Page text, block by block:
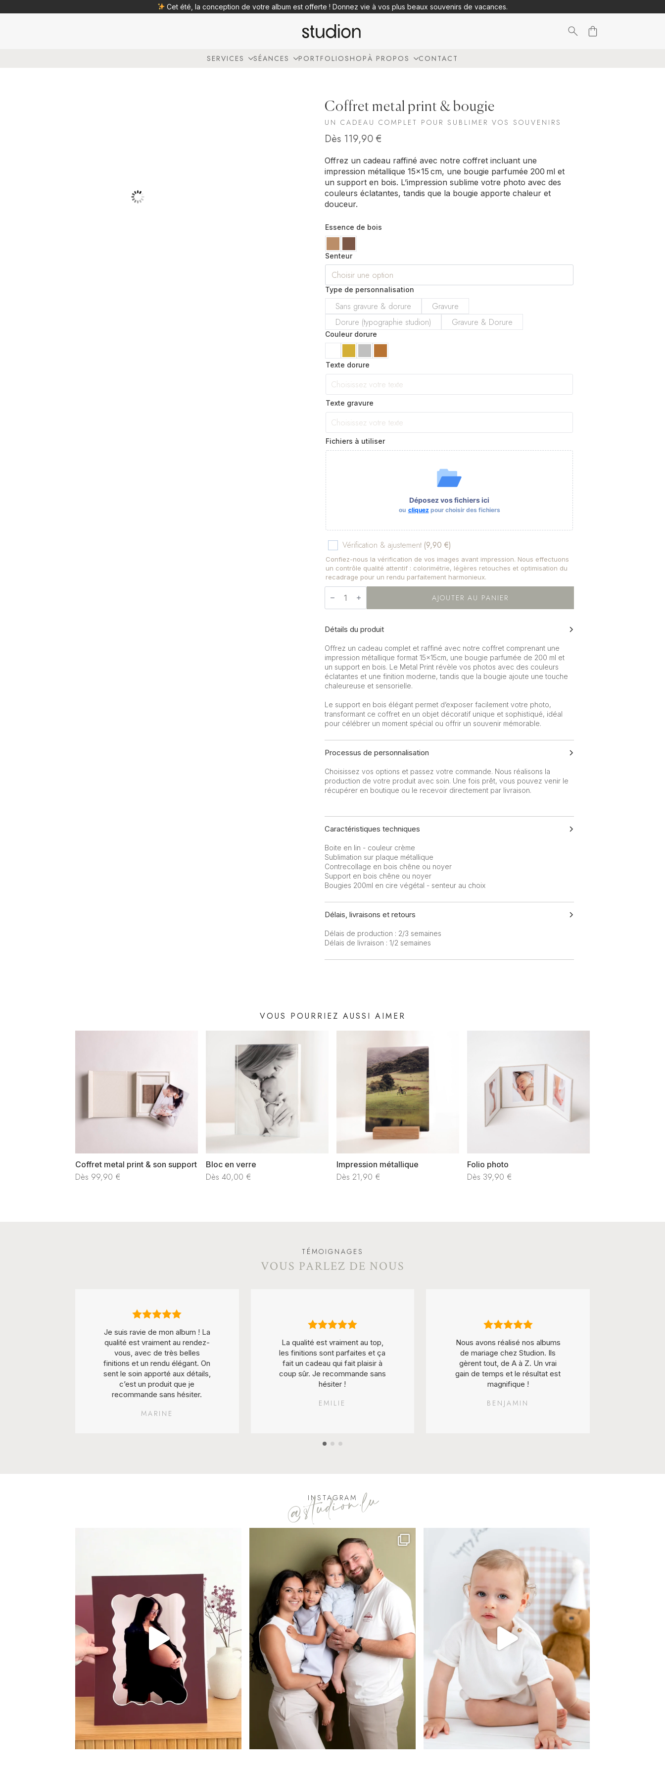
Cet été, la conception de votre album est offerte ! Donnez vie à vos plus beaux souvenirs de vacances.
SERVICES SÉANCES PORTFOLIOSHOPÀ PROPOS CONTACT
Coffret metal print & bougie
UN CADEAU COMPLET POUR SUBLIMER VOS SOUVENIRS
Dès 119,90 €
Offrez un cadeau raffiné avec notre coffret incluant une
impression métallique 15×15 cm, une bougie parfumée 200 ml et
un support en bois. L’impression sublime votre photo avec des
couleurs éclatantes, tandis que la bougie apporte chaleur et
douceur.
Essence de bois
Senteur
Type de personnalisation
Sans gravure & dorure
Gravure
Dorure (typographie studion)
Gravure & Dorure
Couleur dorure
Texte dorure
Texte gravure
Fichiers à utiliser
Déposez vos fichiers ici
ou cliquezpour choisir des fichiers
Vérification & ajustement (9,90 €)
Confiez-nous la vérification de vos images avant impression. Nous effectuons
un contrôle qualité attentif : colorimétrie, légères retouches et optimisation du
recadrage pour un rendu parfaitement harmonieux.
quantité
de
Coffret
&
AJOUTER AU PANIER
Détails du produit
Offrez un cadeau complet et raffiné avec notre coffret comprenant une
impression métallique format 15x15cm, une bougie parfumée de 200 ml et
un support en bois. Le Metal Print révèle vos photos avec des couleurs
éclatantes et une finition moderne, tandis que la bougie ajoute une touche
chaleureuse et sensorielle.
Le support en bois élégant permet d’exposer facilement votre photo,
transformant ce coffret en un objet décoratif unique et sophistiqué, idéal
pour célébrer un moment spécial ou offrir un souvenir mémorable.
Processus de personnalisation
Choisissez vos options et passez votre commande. Nous réalisons la
production de votre produit avec soin. Une fois prêt, vous pouvez venir le
récupérer en boutique ou le recevoir directement par livraison.
Caractéristiques techniques
Boite en lin - couleur crème
Sublimation sur plaque métallique
Contrecollage en bois chêne ou noyer
Support en bois chêne ou noyer
Bougies 200ml en cire végétal - senteur au choix
Délais, livraisons et retours
Délais de production : 2/3 semaines
Délais de livraison : 1/2 semaines
VOUS POURRIEZ AUSSI AIMER
Coffret metal print & son support
Dès 99,90 €
Bloc en verre
Dès 40,00 €
Impression métallique
Dès 21,90 €
Folio photo
Dès 39,90 €
TÉMOIGNAGES
VOUS PARLEZ DE NOUS
Je suis ravie de mon album ! La
qualité est vraiment au rendez-
vous, avec de très belles
finitions et un rendu élégant. On
sent le soin apporté aux détails,
c’est un produit que je
recommande sans hésiter.
MARINE
La qualité est vraiment au top,
les finitions sont parfaites et ça
fait un cadeau qui fait plaisir à
coup sûr. Je recommande sans
hésiter !
EMILIE
Nous avons réalisé nos albums
de mariage chez Studion. Ils
gèrent tout, de A à Z. Un vrai
gain de temps et le résultat est
magnifique !
BENJAMIN
INSTAGRAM
@studion.lu